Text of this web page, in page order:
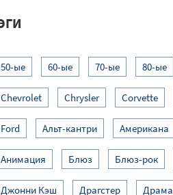
50-ые 60-ые 70-ые 80-ые
Chevrolet Chrysler Corvette
Ford Альт-кантри Американа
Анимация Блюз Блюз-рок
Джонни Кэш Драгстер Драма